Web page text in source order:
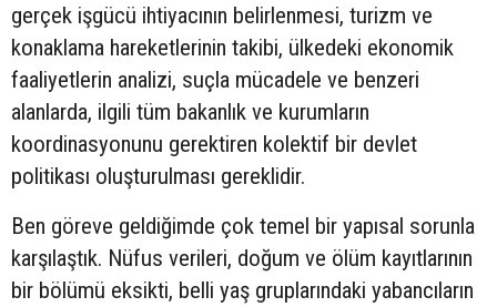
gerçek işgücü ihtiyacının belirlenmesi, turizm ve
konaklama hareketlerinin takibi, ülkedeki ekonomik
faaliyetlerin analizi, suçla mücadele ve benzeri
alanlarda, ilgili tüm bakanlık ve kurumların
koordinasyonunu gerektiren kolektif bir devlet
politikası oluşturulması gereklidir.
Ben göreve geldiğimde çok temel bir yapısal sorunla
karşılaştık. Nüfus verileri, doğum ve ölüm kayıtlarının
bir bölümü eksikti, belli yaş gruplarındaki yabancıların